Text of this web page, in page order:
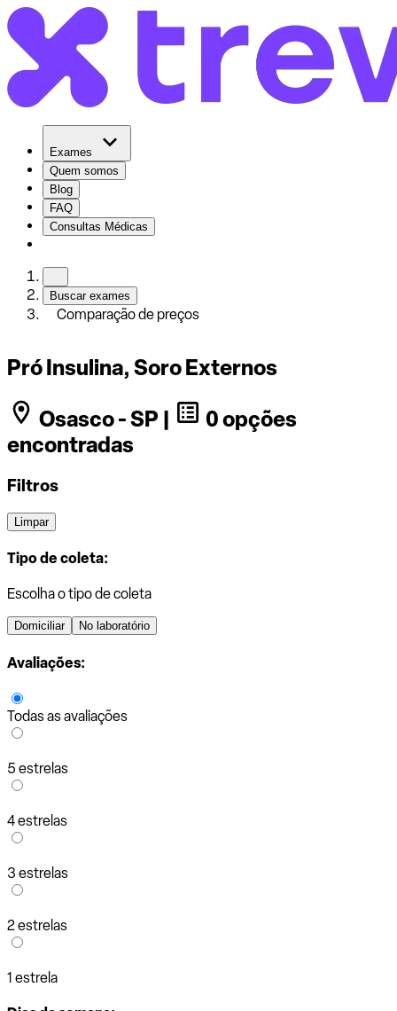
Exames
Quem somos
Blog
FAQ
Consultas Médicas
Buscar exames
Comparação de preços
Pró Insulina, Soro Externos
Osasco - SP |
0 opções
encontradas
Filtros
Limpar
Tipo de coleta:
Escolha o tipo de coleta
Domiciliar No laboratório
Avaliações:
Todas as avaliações
5 estrelas
4 estrelas
3 estrelas
2 estrelas
1 estrela